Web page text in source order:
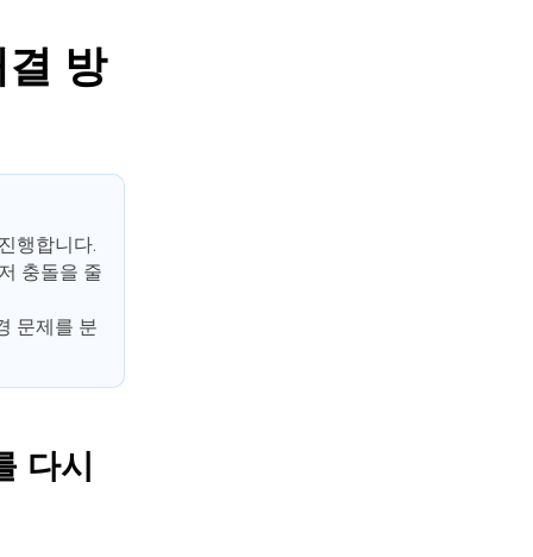
방
행합니다.
충돌을 줄
문제를 분
다시